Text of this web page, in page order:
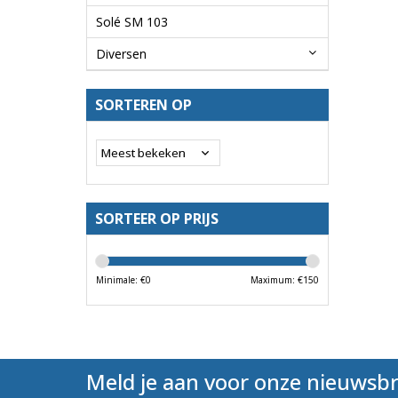
Solé SM 103
Diversen
SORTEREN OP
SORTEER OP PRIJS
Minimale: €0 Maximum: €150
Meld je aan voor onze